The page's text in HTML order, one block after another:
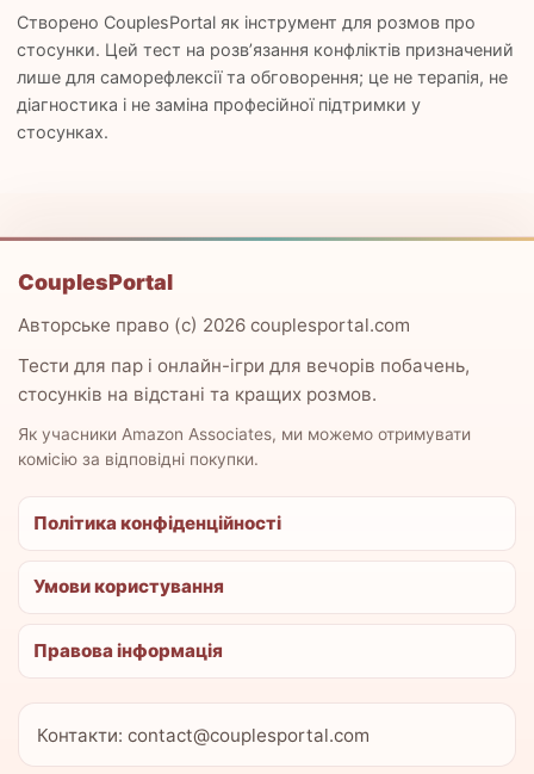
Створено CouplesPortal як інструмент для розмов про
стосунки. Цей тест на розв’язання конфліктів призначений
лише для саморефлексії та обговорення; це не терапія, не
діагностика і не заміна професійної підтримки у
стосунках.
CouplesPortal
Авторське право (c) 2026 couplesportal.com
Тести для пар і онлайн-ігри для вечорів побачень,
стосунків на відстані та кращих розмов.
Як учасники Amazon Associates, ми можемо отримувати
комісію за відповідні покупки.
Політика конфіденційності
Умови користування
Правова інформація
Контакти: contact@couplesportal.com